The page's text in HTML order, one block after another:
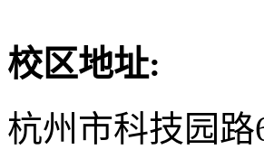
校区地址:
杭州市科技园